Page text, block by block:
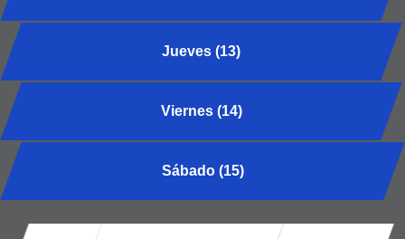
Jueves (13)
Viernes (14)
Sábado (15)